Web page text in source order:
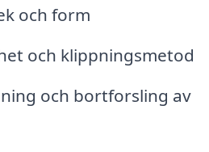
och form
och klippningsmetod
och bortforsling av